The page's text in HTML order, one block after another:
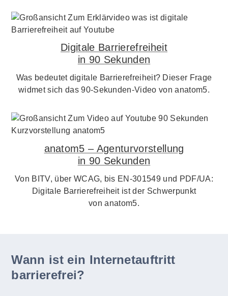
Digitale Barrierefreiheit
in 90 Sekunden
Was bedeutet digitale Barrierefreiheit? Dieser Frage
widmet sich das 90-Sekunden-Video von anatom5.
anatom5 – Agenturvorstellung
in 90 Sekunden
Von BITV, über WCAG, bis EN-301549 und PDF/UA:
Digitale Barrierefreiheit ist der Schwerpunkt
von anatom5.
Wann ist ein Internetauftritt
barrierefrei?